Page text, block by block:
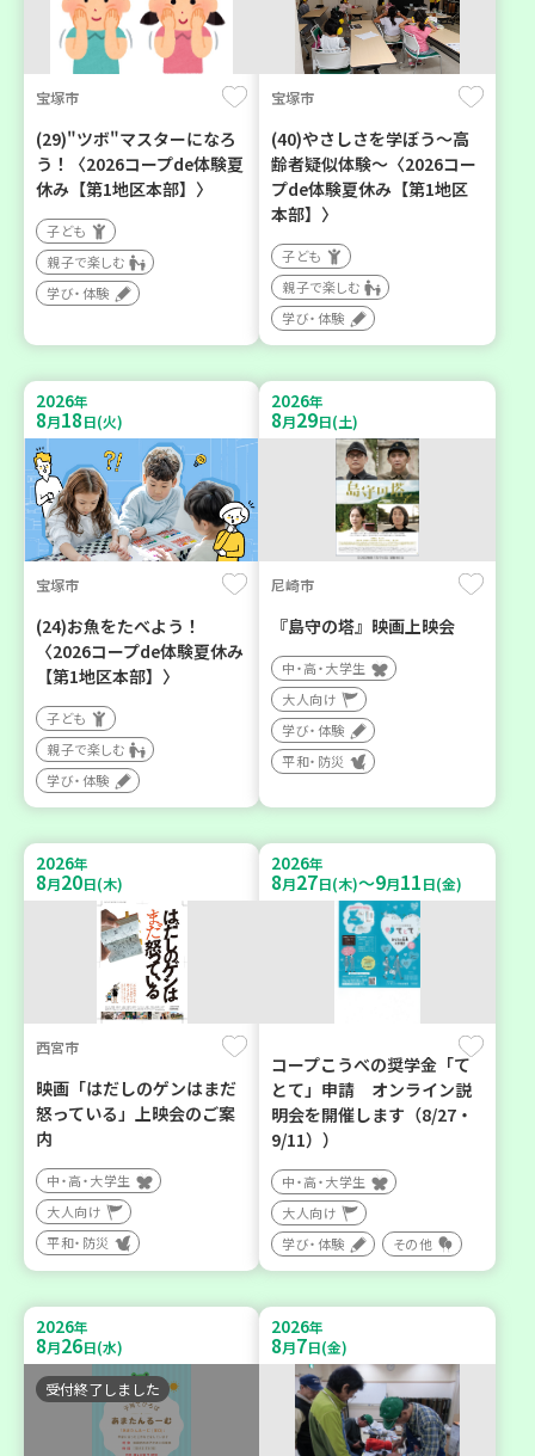
宝塚市
(29)"ツボ"マスターになろ
う！〈2026コープde体験夏
休み【第1地区本部】〉
子ども
親子で楽しむ
学び・体験
宝塚市
(40)やさしさを学ぼう～高
齢者疑似体験～〈2026コー
プde体験夏休み【第1地区
本部】〉
子ども
親子で楽しむ
学び・体験
2026年
8月18日(火)
宝塚市
(24)お魚をたべよう！
〈2026コープde体験夏休み
【第1地区本部】〉
子ども
親子で楽しむ
学び・体験
2026年
8月29日(土)
尼崎市
『島守の塔』映画上映会
中・高・大学生
大人向け
学び・体験
平和・防災
2026年
8月20日(木)
西宮市
映画「はだしのゲンはまだ
怒っている」上映会のご案
内
中・高・大学生
大人向け
平和・防災
2026年
8月27日(木)～9月11日(金)
コープこうべの奨学金「て
とて」申請 オンライン説
明会を開催します（8/27・
9/11））
中・高・大学生
大人向け
学び・体験
その他
2026年
8月26日(水)
受付終了しました
2026年
8月7日(金)